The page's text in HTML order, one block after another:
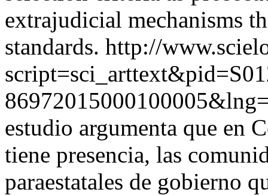
extrajudicial mechanisms
standards. http://
estudio argumenta que en
tiene presencia, las
paraestatales de gobierno